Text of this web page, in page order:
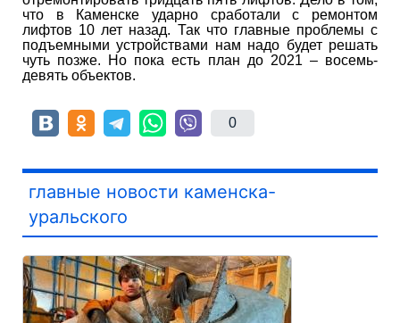
что в Каменске ударно сработали с ремонтом
лифтов 10 лет назад. Так что главные проблемы с
подъемными устройствами нам надо будет решать
чуть позже. Но пока есть план до 2021 – восемь-
девять объектов.
0
главные новости каменска-
уральского